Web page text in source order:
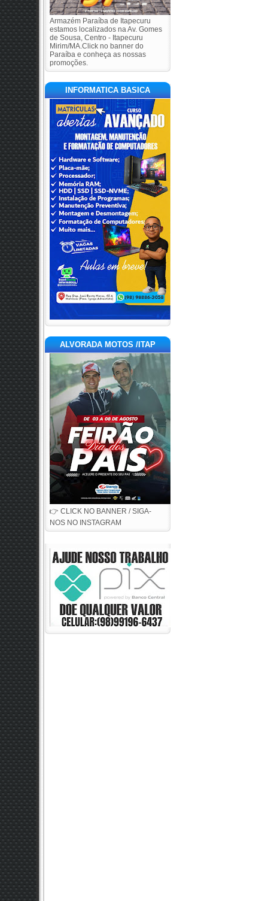
Armazém Paraíba de Itapecuru
estamos localizados na Av. Gomes
de Sousa, Centro - Itapecuru
Mirim/MA.Click no banner do
Paraíba e conheça as nossas
promoções.
INFORMATICA BASICA
ALVORADA MOTOS /ITAP
👉 CLICK NO BANNER / SIGA-
NOS NO INSTAGRAM